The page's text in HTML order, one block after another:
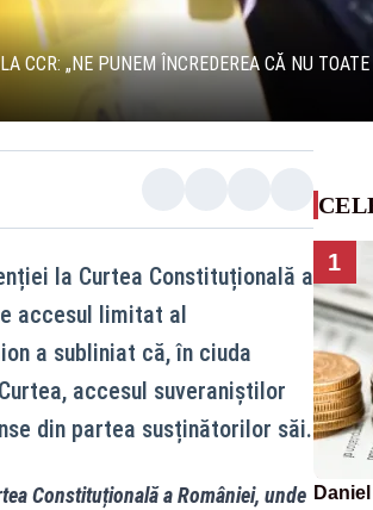
CCR: „NE PUNEM ÎNCREDEREA CĂ NU
la Curtea Constituțională a
accesul limitat al
a subliniat că, în ciuda
accesul suveraniștilor
din partea susținătorilor săi.
Constituțională a României, unde
1